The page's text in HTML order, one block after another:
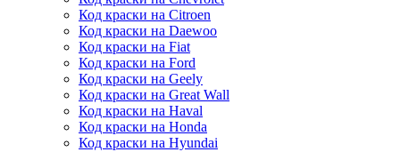
Код краски на Citroen
Код краски на Daewoo
Код краски на Fiat
Код краски на Ford
Код краски на Geely
Код краски на Great Wall
Код краски на Haval
Код краски на Honda
Код краски на Hyundai